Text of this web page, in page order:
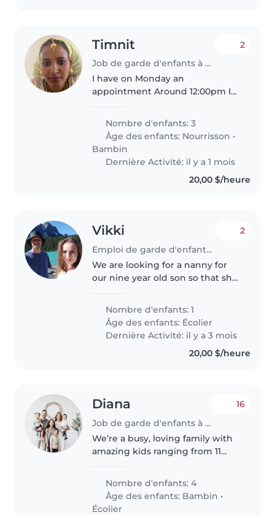
Timnit
Job de garde d'enfants à Calgary
2
I have on Monday an
appointment Around 12:00pm I
on them ?🙏 please who is
available to help me please?
Nombre d'enfants: 3
Âge des enfants: Nourrisson •
Bambin
Dernière Activité: il y a 1 mois
20,00 $/heure
Vikki
Emploi de garde d'enfants à Calgary
2
We are looking for a nanny for
our nine year old son so that she
bus and bring him to her home.
It's just for a couple of hours a
day, two or three..
Nombre d'enfants: 1
Âge des enfants: Écolier
Dernière Activité: il y a 3 mois
20,00 $/heure
Diana
Job de garde d'enfants à Calgary
16
We’re a busy, loving family with
amazing kids ranging from 11
as you can imagine, every day is
full of different adventures and
needs! I’m a stay-at-home..
Nombre d'enfants: 4
Âge des enfants: Bambin •
Écolier